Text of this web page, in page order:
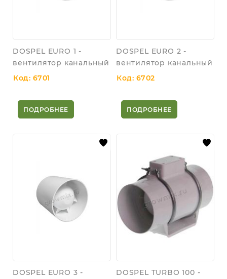
DOSPEL EURO 1 -
вентилятор канальный
Код: 6701
ПОДРОБНЕЕ
DOSPEL EURO 2 -
вентилятор канальный
Код: 6702
ПОДРОБНЕЕ
DOSPEL EURO 3 -
DOSPEL TURBO 100 -